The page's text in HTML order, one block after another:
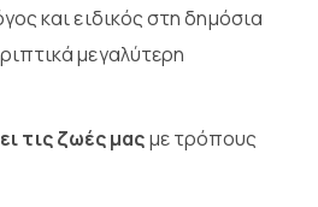
και ειδικός στη δημόσια
μεγαλύτερη
τις ζωές μαςμε τρόπους